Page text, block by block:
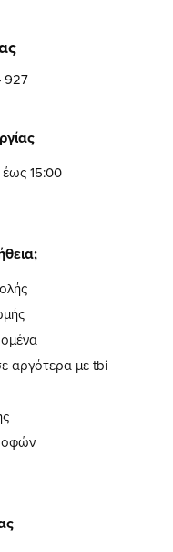
927
15:00
αργότερα με tbi